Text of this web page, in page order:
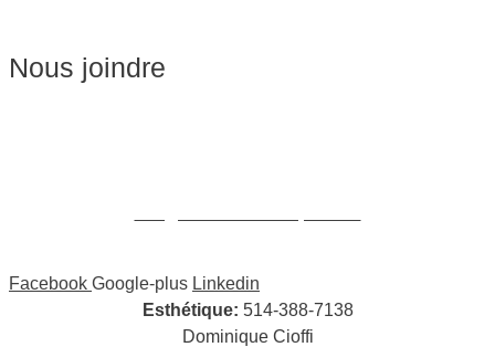
Nous joindre
Facebook Google-plus Linkedin
Esthétique: 514-388-7138
Dominique Cioffi